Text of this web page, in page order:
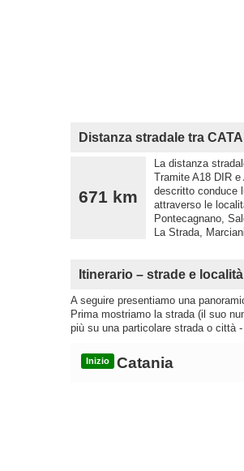
Distanza stradale tra
671 km
La distanza
Tramite A18 DIR
descritto conduce
attraverso le
Pontecagnano,
La Strada,
Itinerario – strade e località
A seguire presentiamo una
Prima mostriamo la strada (il suo
più su una particolare strada o città
Inizio Catania